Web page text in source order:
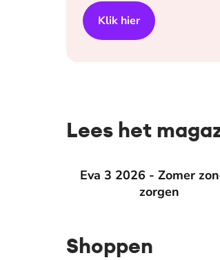
Klik hier
Lees het
Eva 3 2026 - Zomer
zorgen
Eva 3 2026 - Zomer zonder
Shoppen